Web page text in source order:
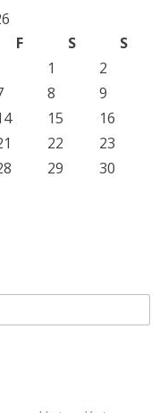
F S
S
1
2
8
9
15
16
22
23
29
30